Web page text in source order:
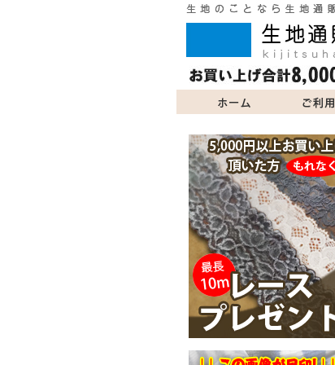
よくあるご質問